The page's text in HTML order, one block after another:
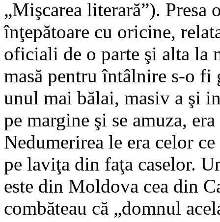
„Mişcarea literară”).
înţepătoare cu oricine,
oficiali de o parte şi alta
masă pentru întâlnire s-o
unul mai bălai, masiv a şi
pe margine şi se amuza,
Nedumerirea le era celor
pe laviţa din faţa caselor.
este din Moldova cea din
combăteau că „domnul